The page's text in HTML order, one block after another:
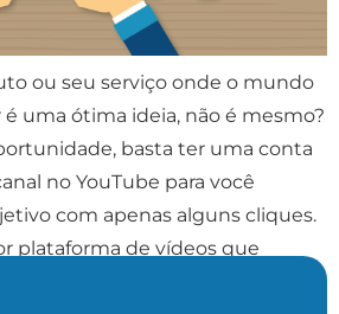
ou seu serviço onde o mundo
uma ótima ideia, não é mesmo?
basta ter uma conta
no YouTube para você
com apenas alguns cliques.
plataforma de vídeos que
diariamente […]